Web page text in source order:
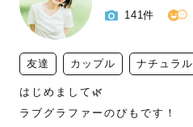
141件
友達 カップル ナチュラル
はじめまして🌿
ラブグラファーのぴもです！